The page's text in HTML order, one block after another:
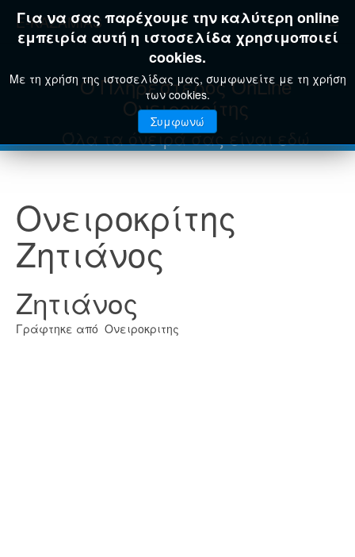
E-KAZAMIAS
Για να σας παρέχουμε την καλύτερη online
εμπειρία αυτή η ιστοσελίδα χρησιμοποιεί
cookies.
Με τη χρήση της ιστοσελίδας μας, συμφωνείτε με τη χρήση
των cookies.
Συμφωνώ
Ο Πληρέστερος OnLine
Ονειροκρίτης
Όλα τα όνειρά σας είναι εδώ
Ονειροκρίτης
Ζητιάνος
Ζητιάνος
Γράφτηκε από Ονειροκριτης